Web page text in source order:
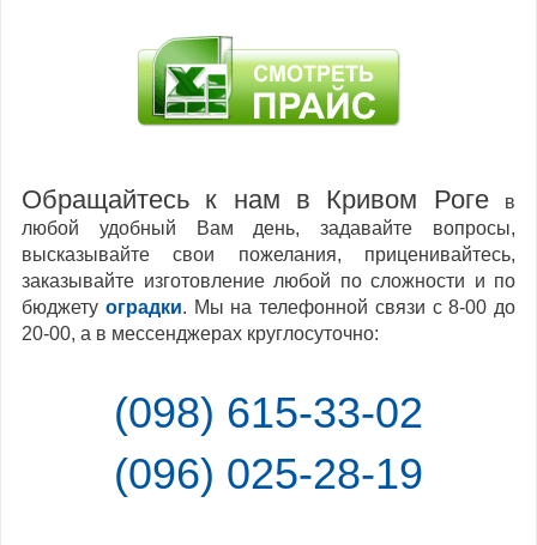
Обращайтесь к нам в Кривом Роге
в
любой удобный Вам день, задавайте вопросы,
высказывайте свои пожелания, приценивайтесь,
заказывайте изготовление любой по сложности и по
бюджету оградки. Мы на телефонной связи с 8-00 до
20-00, а в мессенджерах круглосуточно:
(098) 615-33-02
(096) 025-28-19